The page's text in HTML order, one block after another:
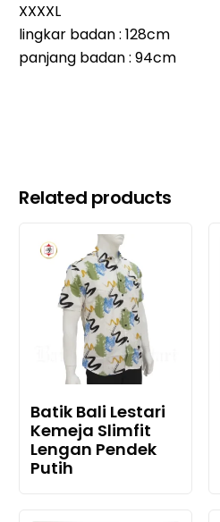
XXXXL
lingkar badan : 128cm
panjang badan : 94cm
Related products
Batik Bali Lestari
Kemeja Slimfit
Lengan Pendek
Putih